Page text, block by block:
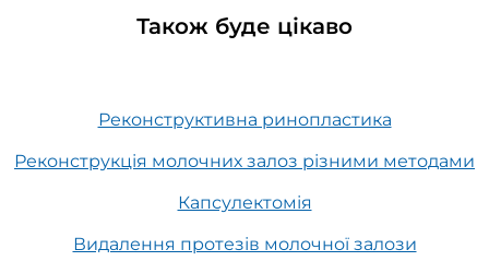
Також буде цікаво
Реконструктивна ринопластика
Реконструкція молочних залоз різними методами
Капсулектомія
Видалення протезів молочної залози